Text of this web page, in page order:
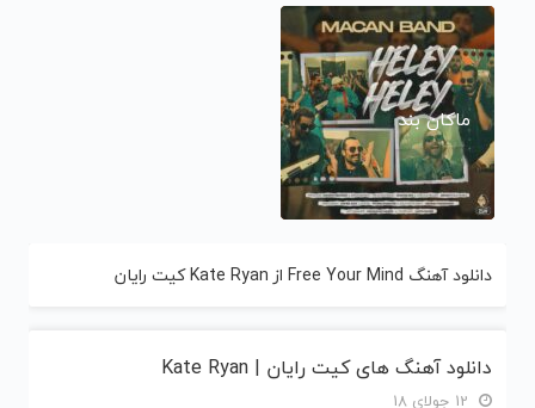
ماکان بند
دانلود آهنگ Free Your Mind از Kate Ryan کیت رایان
دانلود آهنگ های کیت رایان | Kate Ryan